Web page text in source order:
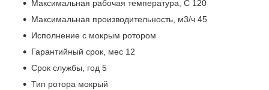
Максимальная рабочая температура, С 120
Максимальная производительность, м3/ч 45
Исполнение с мокрым ротором
Гарантийный срок, мес 12
Срок службы, год 5
Тип ротора мокрый